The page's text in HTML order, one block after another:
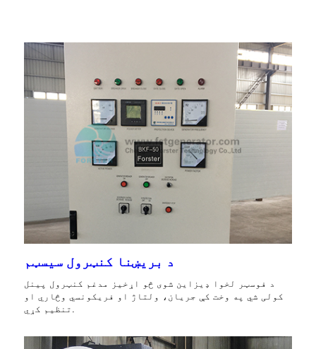
د بریښنا کنټرول سیسټم
د فوسټر لخوا ډیزاین شوی څو اړخیز مدغم کنټرول پینل
کولی شي په وخت کې جریان، ولتاژ او فریکونسي وڅاري او
تنظیم کړي.